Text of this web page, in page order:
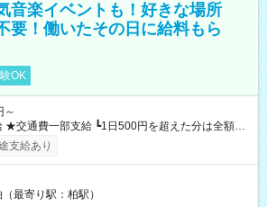
音楽イベントも！好きな場所
要！働いたその日に給料もら
OK
～
以内の方は自己負担となります ★日払いOK！
┗働いたその日に現金GET♪ お仕事後はコンビニ
支給あり
最寄り駅：柏駅）